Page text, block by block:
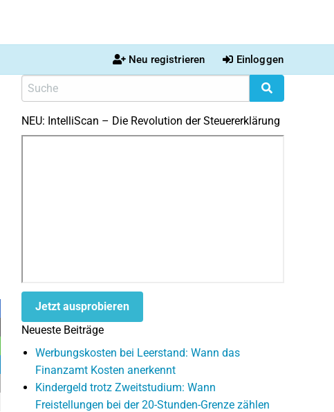
Neu registrieren Einloggen
NEU: IntelliScan – Die Revolution der Steuererklärung
Jetzt ausprobieren
Neueste Beiträge
Werbungskosten bei Leerstand: Wann das
Finanzamt Kosten anerkennt
Kindergeld trotz Zweitstudium: Wann
Freistellungen bei der 20-Stunden-Grenze zählen